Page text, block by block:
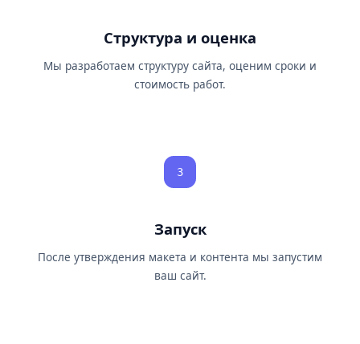
Структура и оценка
Мы разработаем структуру сайта, оценим сроки и
стоимость работ.
3
Запуск
После утверждения макета и контента мы запустим
ваш сайт.